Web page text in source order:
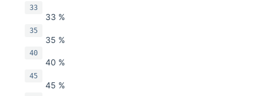
33
33 %
35
35 %
40
40 %
45
45 %